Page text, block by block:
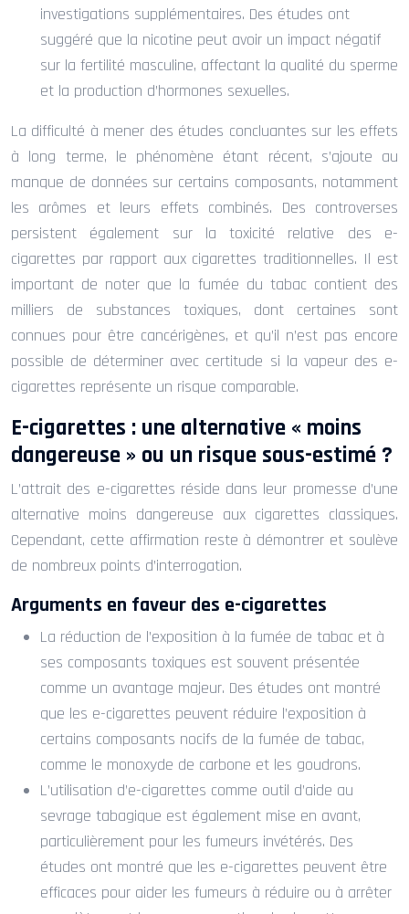
investigations supplémentaires. Des études ont
suggéré que la nicotine peut avoir un impact négatif
sur la fertilité masculine, affectant la qualité du sperme
et la production d’hormones sexuelles.
La difficulté à mener des études concluantes sur les effets
à long terme, le phénomène étant récent, s’ajoute au
manque de données sur certains composants, notamment
les arômes et leurs effets combinés. Des controverses
persistent également sur la toxicité relative des e-
cigarettes par rapport aux cigarettes traditionnelles. Il est
important de noter que la fumée du tabac contient des
milliers de substances toxiques, dont certaines sont
connues pour être cancérigènes, et qu’il n’est pas encore
possible de déterminer avec certitude si la vapeur des e-
cigarettes représente un risque comparable.
E-cigarettes : une alternative « moins
dangereuse » ou un risque sous-estimé ?
L’attrait des e-cigarettes réside dans leur promesse d’une
alternative moins dangereuse aux cigarettes classiques.
Cependant, cette affirmation reste à démontrer et soulève
de nombreux points d’interrogation.
Arguments en faveur des e-cigarettes
La réduction de l’exposition à la fumée de tabac et à
ses composants toxiques est souvent présentée
comme un avantage majeur. Des études ont montré
que les e-cigarettes peuvent réduire l’exposition à
certains composants nocifs de la fumée de tabac,
comme le monoxyde de carbone et les goudrons.
L’utilisation d’e-cigarettes comme outil d’aide au
sevrage tabagique est également mise en avant,
particulièrement pour les fumeurs invétérés. Des
études ont montré que les e-cigarettes peuvent être
efficaces pour aider les fumeurs à réduire ou à arrêter